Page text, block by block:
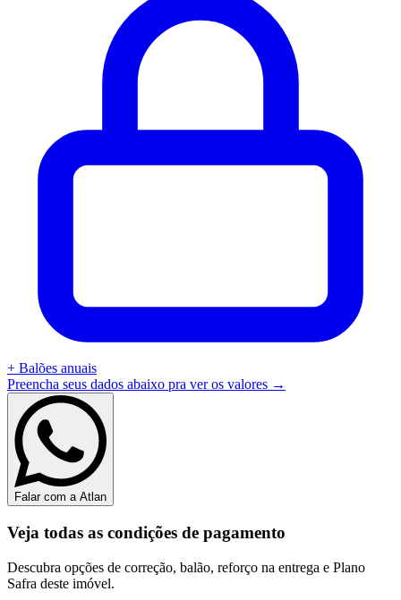
+ Balões anuais
Preencha seus dados abaixo pra ver os valores →
Falar com a Atlan
Veja todas as condições de pagamento
Descubra opções de correção, balão, reforço na entrega e Plano
Safra deste imóvel.